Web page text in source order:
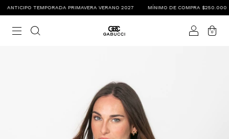
TEMPORADA PRIMAVERA VERANO 2027 MÍNIMO DE COMPRA $250.000
0